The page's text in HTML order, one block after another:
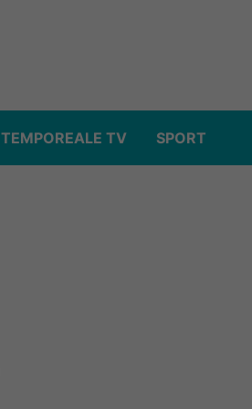
TEMPOREALE TV SPORT